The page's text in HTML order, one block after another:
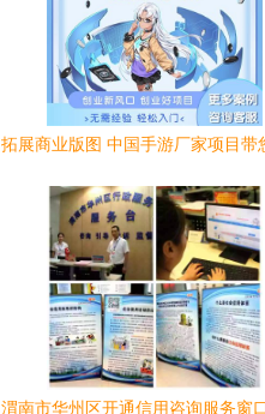
拓展商业版图 中国手游厂家项目带
渭南市华州区开通信用咨询服务窗